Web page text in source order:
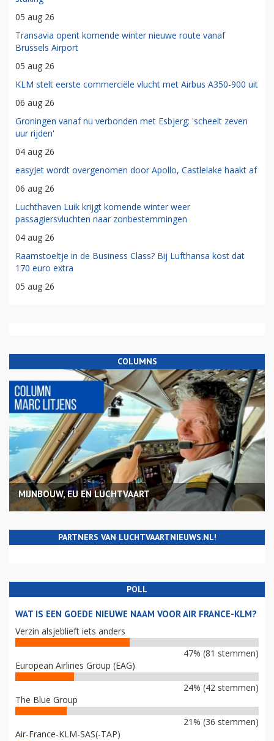
05 aug 26
Transavia opent komende winter nieuwe route vanaf
Brussels Airport
05 aug 26
KLM stelt eerste commerciële vlucht met Airbus A350-900 uit
06 aug 26
Groningen vanaf nu verbonden met Esbjerg: 'scheelt zeven
uur rijden'
04 aug 26
easyJet wordt overgenomen door Apollo, Castlelake haakt af
06 aug 26
Luchthaven Luik krijgt komende winter weer
passagiersvluchten naar zonbestemmingen
04 aug 26
Raamstoeltje in de Business Class? Bij Lufthansa kost dat
170 euro extra
05 aug 26
COLUMNS
MIJNBOUW, EU EN LUCHTVAART
PARTNERS VAN LUCHTVAARTNIEUWS.NL!
POLL
WAT IS EEN GOEDE NIEUWE NAAM VOOR AIR FRANCE-KLM?
Verzin alsjeblieft iets anders
47% (81 stemmen)
European Airlines Group (EAG)
24% (42 stemmen)
The Blue Group
21% (36 stemmen)
Air-France-KLM-SAS(-TAP)